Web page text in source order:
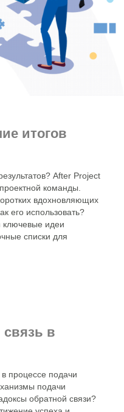
итогов
After Project
команды.
вдохновляющих
его использовать?
ключевые идеи
списки для
связь в
процессе подачи
подачи
обратной связи?